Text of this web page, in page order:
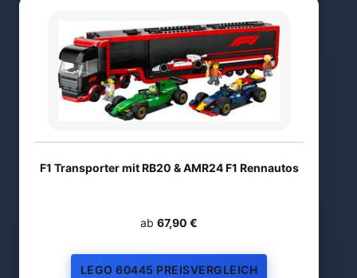
F1 Transporter mit RB20 & AMR24 F1 Rennautos
ab 67,90 €
LEGO 60445 PREISVERGLEICH